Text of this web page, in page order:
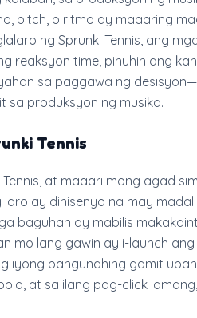
pitch, o ritmo ay maaaring
ng Sprunki Tennis, ang
reaksyon time, pinuhin ang
sa paggawa ng
sa produksyon ng musika.
Tennis
at maaari mong agad
ay dinisenyo na may
baguhan ay mabilis
mo lang gawin ay i-launch
iyong pangunahing gamit
at sa ilang pag-click